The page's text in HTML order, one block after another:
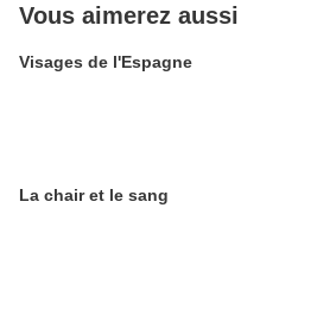
Vous aimerez aussi
Visages de l'Espagne
La chair et le sang